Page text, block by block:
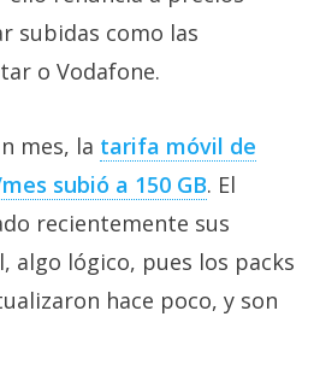
subidas como las
o Vodafone.
mes, la tarifa móvil de
subió a 150 GB‎. El
recientemente sus
algo lógico, pues los packs
hace poco, y son